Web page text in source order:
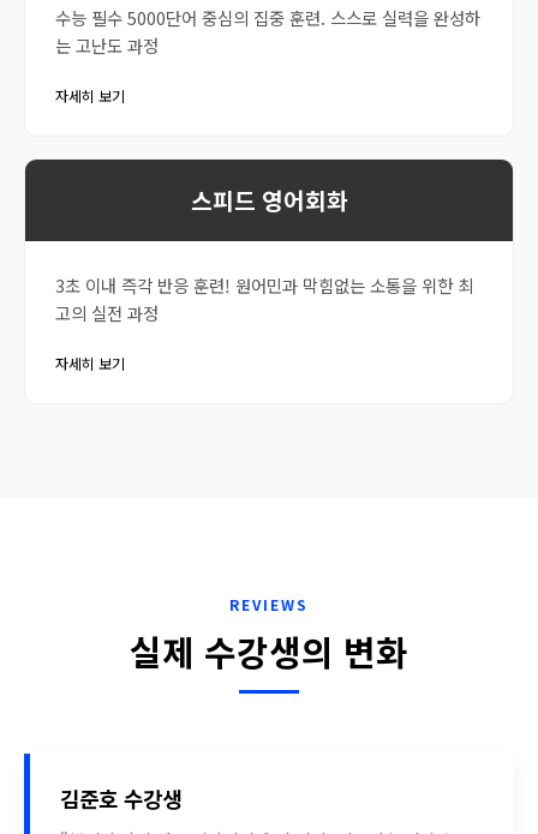
수능 필수 5000단어 중심의 집중 훈련. 스스로 실력을 완성하
는 고난도 과정
자세히 보기
스피드 영어회화
3초 이내 즉각 반응 훈련! 원어민과 막힘없는 소통을 위한 최
고의 실전 과정
자세히 보기
REVIEWS
실제 수강생의 변화
김준호 수강생